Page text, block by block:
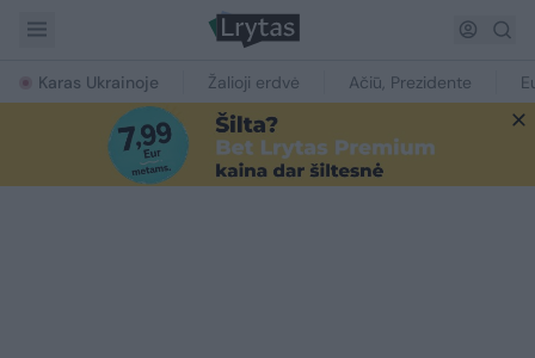
Karas Ukrainoje Žalioji erdvė Ačiū, Prezidente